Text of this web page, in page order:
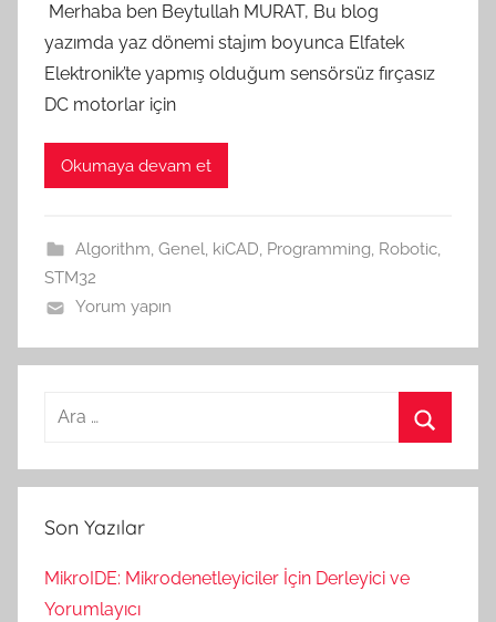
Merhaba ben Beytullah MURAT, Bu blog
yazımda yaz dönemi stajım boyunca Elfatek
Elektronik’te yapmış olduğum sensörsüz fırçasız
DC motorlar için
Okumaya devam et
Algorithm, Genel, kiCAD, Programming, Robotic,
STM32
Yorum yapın
Arama:
Son Yazılar
MikroIDE: Mikrodenetleyiciler İçin Derleyici ve
Yorumlayıcı